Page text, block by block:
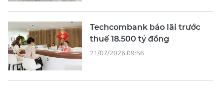
Techcombank báo lãi trước
thuế 18.500 tỷ đồng
21/07/2026 09:56